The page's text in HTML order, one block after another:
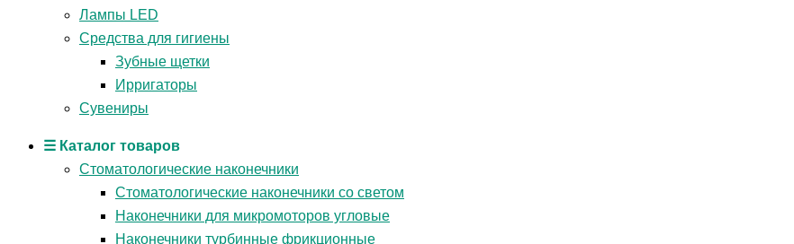
Лампы LED
Средства для гигиены
Зубные щетки
Ирригаторы
Сувениры
☰ Каталог товаров
Стоматологические наконечники
Стоматологические наконечники со светом
Наконечники для микромоторов угловые
Наконечники турбинные фрикционные